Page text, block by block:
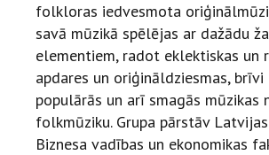
folkloras iedvesmota
savā mūzikā spēlējas ar dažādu
elementiem, radot eklektiskas un
apdares un oriģināldziesmas,
populārās un arī smagās mūzikas
folkmūziku. Grupa pārstāv
Biznesa vadības un ekonomikas